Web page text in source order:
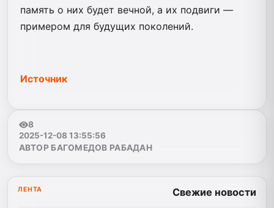
память о них будет вечной, а их подвиги —
примером для будущих поколений.
Источник
8
2025-12-08 13:55:56
АВТОР БАГОМЕДОВ РАБАДАН
ЛЕНТА Свежие новости